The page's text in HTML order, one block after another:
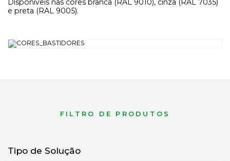
Disponíveis nas cores branca (RAL 9010), cinza (RAL 7035)
e preta (RAL 9005).
FILTRO DE PRODUTOS
Tipo de Solução